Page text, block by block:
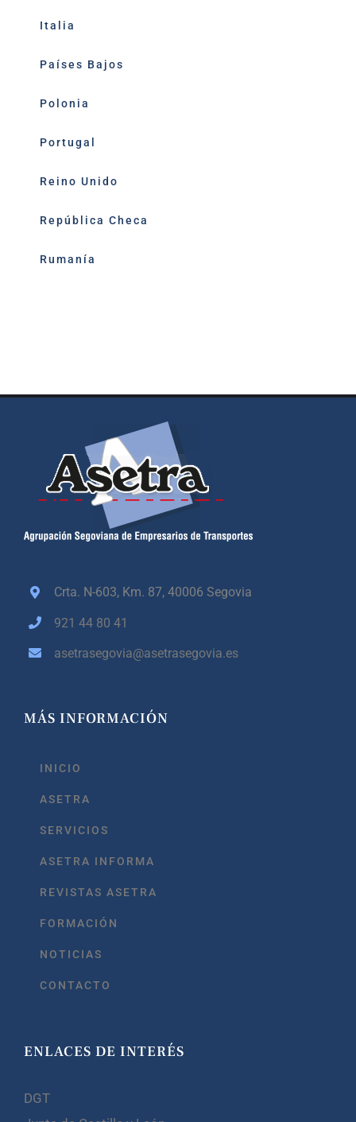
Italia
Países Bajos
Polonia
Portugal
Reino Unido
República Checa
Rumanía
Crta. N-603, Km. 87,40006 Segovia
921 44 80 41
asetrasegovia@asetrasegovia.es
MÁS INFORMACIÓN
INICIO
ASETRA
SERVICIOS
ASETRA INFORMA
REVISTAS ASETRA
FORMACIÓN
NOTICIAS
CONTACTO
ENLACES DE INTERÉS
DGT